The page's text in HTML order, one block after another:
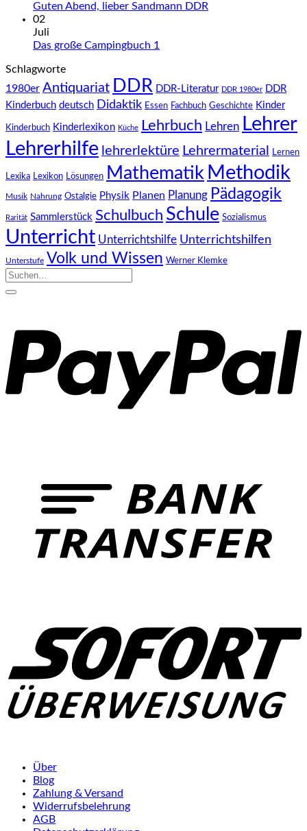
Guten Abend, lieber Sandmann DDR
02
Juli
Das große Campingbuch 1
Schlagworte
1980er Antiquariat DDR DDR-Literatur DDR 1980er DDR
Kinderbuch deutsch Didaktik Essen Fachbuch Geschichte Kinder
Kinderbuch Kinderlexikon Küche Lehrbuch Lehren Lehrer
Lehrerhilfe lehrerlektüre Lehrermaterial Lernen
Lexika Lexikon Lösungen Mathematik Methodik
Musik Nahrung Ostalgie Physik Planen Planung Pädagogik
Rarität Sammlerstück Schulbuch Schule Sozialismus
Unterricht Unterrichtshilfe Unterrichtshilfen
Unterstufe Volk und Wissen Werner Klemke
Suchen
Über
Blog
Zahlung & Versand
Widerrufsbelehrung
AGB